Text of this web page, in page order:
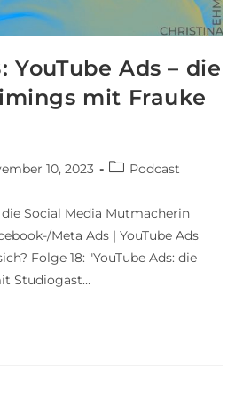
YouTube Ads – die
mit Frauke
10, 2023 Podcast
die Social Media Mutmacherin
Meta Ads | YouTube Ads
Folge 18: "YouTube Ads: die
Studiogast…